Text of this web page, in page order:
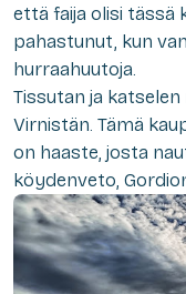
että faija olisi tässä
pahastunut, kun
hurraahuutoja.
Tissutan ja katselen
Virnistän. Tämä
on haaste, josta
köydenveto,